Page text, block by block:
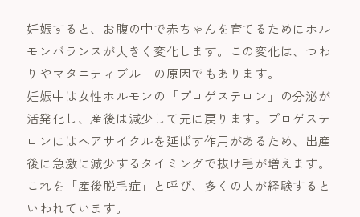
妊娠すると、お腹の中で赤ちゃんを育てるためにホル
モンバランスが大きく変化します。この変化は、つわ
りやマタニティブルーの原因でもあります。
妊娠中は女性ホルモンの「プロゲステロン」の分泌が
活発化し、産後は減少して元に戻ります。プロゲステ
ロンにはヘアサイクルを延ばす作用があるため、出産
後に急激に減少するタイミングで抜け毛が増えます。
これを「産後脱毛症」と呼び、多くの人が経験すると
いわれています。